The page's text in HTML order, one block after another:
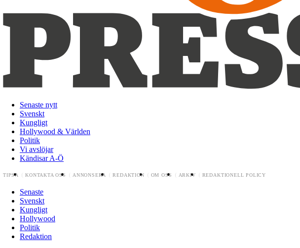
Senaste nytt
Svenskt
Kungligt
Hollywood & Världen
Politik
Vi avslöjar
Kändisar A-Ö
TIPSA KONTAKTA OSS ANNONSERA REDAKTION OM OSS ARKIV REDAKTIONELL POLICY
Senaste
Svenskt
Kungligt
Hollywood
Politik
Redaktion